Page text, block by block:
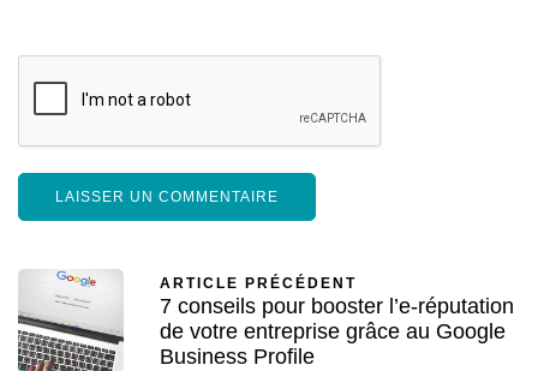
ARTICLE PRÉCÉDENT
7 conseils pour booster l’e-réputation
de votre entreprise grâce au Google
Business Profile